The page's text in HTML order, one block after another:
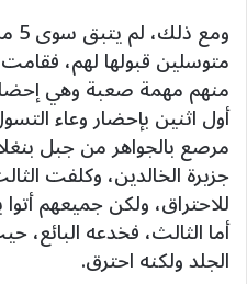
متوسلين قبولها لهم،
منهم مهمة صعبة وهي
أول اثنين بإحضار وعاء
مرصع بالجواهر من جبل
جزيرة الخالدين، وكلفت
للاحتراق، ولكن جميعهم
أما الثالث، فخدعه
الجلد ولكنه احترق.